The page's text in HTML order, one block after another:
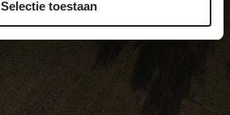
Selectie toestaan
Gesloten